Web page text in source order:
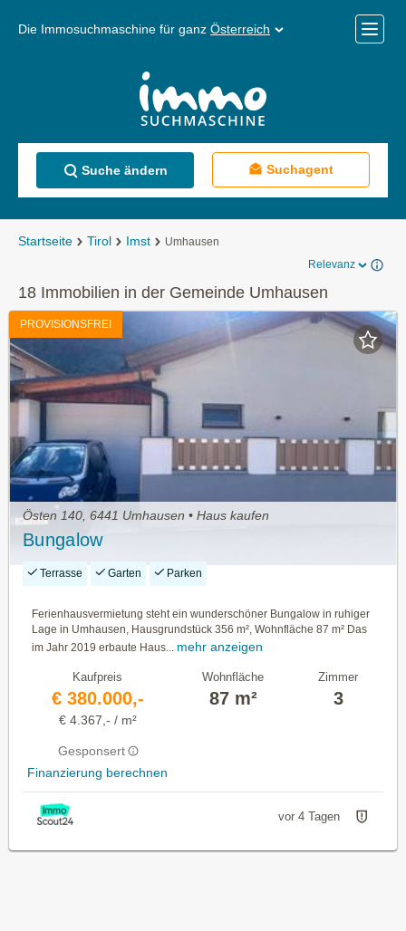
Die Immosuchmaschine für ganz Österreich
Menü
Suche ändern Suchagent
Startseite Tirol Imst
Umhausen
Relevanz
18 Immobilien in der Gemeinde Umhausen
PROVISIONSFREI
Östen 140, 6441 Umhausen • Haus kaufen
Bungalow
Terrasse Garten Parken
Ferienhausvermietung steht ein wunderschöner Bungalow in ruhiger
Lage in Umhausen, Hausgrundstück 356 m², Wohnfläche 87 m² Das
im Jahr 2019 erbaute Haus...
mehr anzeigen
Kaufpreis
€ 380.000,-
€ 4.367,- / m²
Gesponsert
Finanzierung berechnen
Wohnfläche
87 m²
Zimmer
3
vor 4 Tagen